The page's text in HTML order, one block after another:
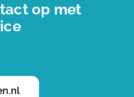
op met